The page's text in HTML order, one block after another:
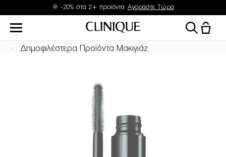
🌞 -20% στα 2+ προϊόντα Αγοράστε Τώρα
Δημοφιλέστερα Προϊόντα Μακιγιάζ